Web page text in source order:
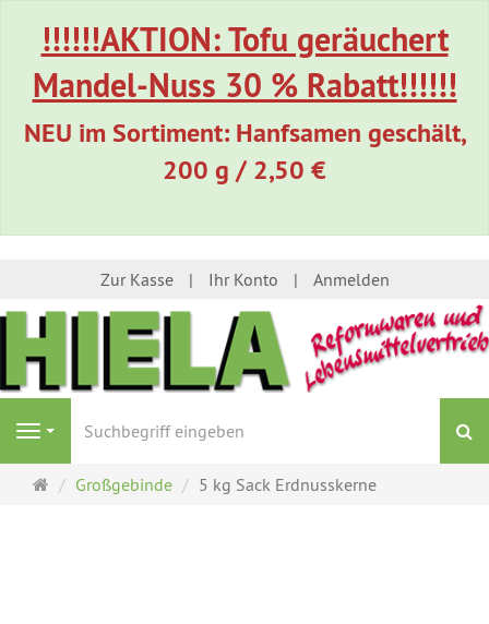
!!!!!!AKTION: Tofu geräuchert
Mandel-Nuss 30 % Rabatt!!!!!!
NEU im Sortiment: Hanfsamen geschält,
200 g / 2,50 €
Zur Kasse Ihr Konto Anmelden
Navigation
Startseite
Großgebinde 5 kg Sack Erdnusskerne